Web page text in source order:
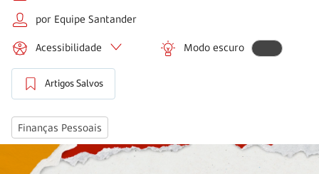
por Equipe Santander
Acessibilidade Modo escuro
Artigos Salvos
Finanças Pessoais